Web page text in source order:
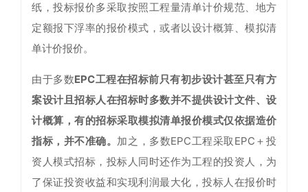
纸，投标报价多采取按照工程量清单计价规范、地方
定额报下浮率的报价模式，或者以设计概算、模拟清
单计价报价。
由于多数EPC工程在招标前只有初步设计甚至只有方
案设计且招标人在招标时多数并不提供设计文件、设
计概算，有的招标采取模拟清单报价模式仅依据造价
指标，并不准确。 加之，多数EPC工程采取EPC＋投
资人模式招标，投标人同时还作为工程的投资人，为
了保证投资收益和实现利润最大化，投标人在报价时